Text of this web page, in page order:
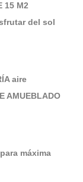
15 M2
del sol
aire
AMUEBLADO
máxima